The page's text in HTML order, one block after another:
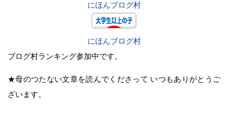
にほんブログ村
にほんブログ村
ブログ村ランキング参加中です。
★母のつたない文章を読んでくださって いつもありがとうご
ざいます。